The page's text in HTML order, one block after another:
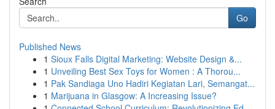
Go
Published News
1 Sioux Falls Digital Marketing: Website Design &...
1 Unveiling Best Sex Toys for Women : A Thorou...
1 Pak Sandiaga Uno Hadiri Kegiatan Lari, Semangat...
1 Marijuana in Glasgow: A Increasing Issue?